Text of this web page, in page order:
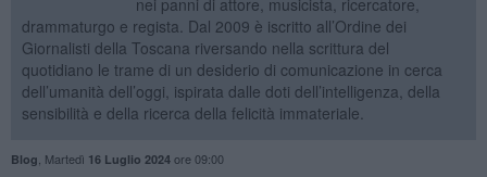
drammaturgo e regista. Dal 2009 è iscritto all’Ordine dei
Giornalisti della Toscana riversando nella scrittura del
quotidiano le trame di un desiderio di comunicazione in cerca
dell’umanità dell’oggi, ispirata dalle doti dell’intelligenza, della
sensibilità e della ricerca della felicità immateriale.
Blog Martedì 16 Luglio 2024ore 09:00